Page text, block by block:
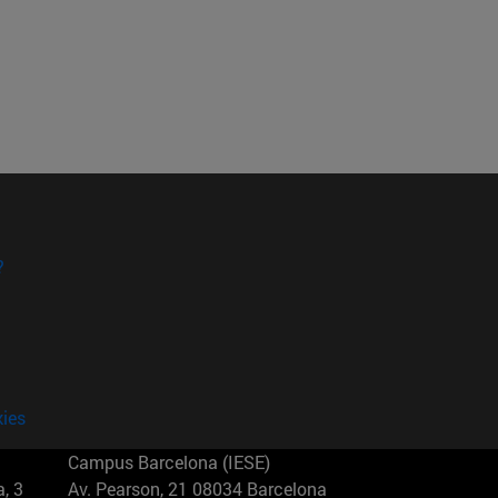
3
Campus Barcelona (IESE)
Av. Pearson, 21 08034 Barcelona